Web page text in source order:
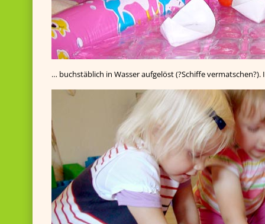
… buchstäblich in Wasser aufgelöst (?Schiffe